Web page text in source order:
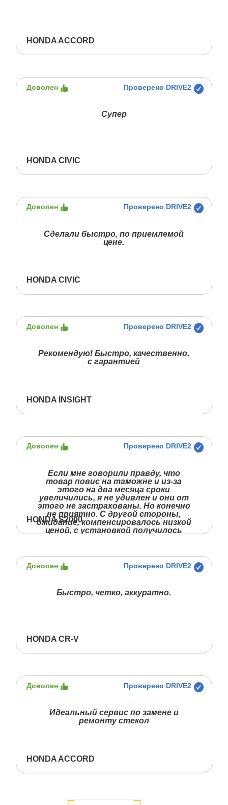
HONDA ACCORD
Доволен Проверено DRIVE2
Супер
HONDA CIVIC
Доволен Проверено DRIVE2
Сделали быстро, по приемлемой
цене.
HONDA CIVIC
Доволен Проверено DRIVE2
Рекомендую! Быстро, качественно,
с гарантией
HONDA INSIGHT
Доволен Проверено DRIVE2
Если мне говорили правду, что
товар повис на таможне и из-за
этого на два месяца сроки
увеличились, я не удивлен и они от
этого не застрахованы. Но конечно
не приятно. С другой стороны,
ожидание, компенсировалось низкой
ценой, с установкой получилось
полностью, отвечали на мои
глупые вопросы и все объяснили.
HONDA S2000
Доволен Проверено DRIVE2
Быстро, четко, аккуратно.
HONDA CR-V
Доволен Проверено DRIVE2
Идеальный сервис по замене и
ремонту стекол
HONDA ACCORD